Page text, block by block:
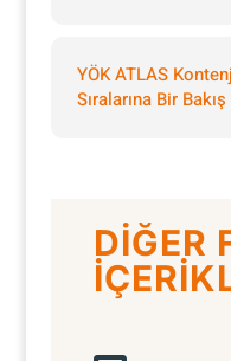
YÖK ATLAS
Sıralarına Bir Bakış
DİĞER